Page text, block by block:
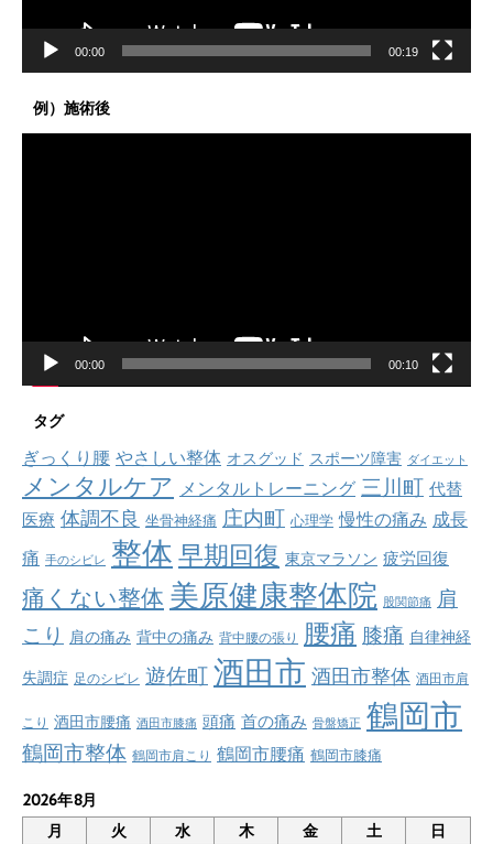
00:00 00:19
例）施術後
00:00 00:10
タグ
ぎっくり腰 やさしい整体 オスグッド スポーツ障害 ダイエット
メンタルケア メンタルトレーニング 三川町 代替
医療 体調不良 坐骨神経痛 庄内町 心理学 慢性の痛み 成長
痛 手のシビレ 整体 早期回復 東京マラソン 疲労回復
痛くない整体 美原健康整体院 股関節痛 肩
こり 肩の痛み 背中の痛み 背中腰の張り 腰痛 膝痛 自律神経
失調症 足のシビレ 遊佐町 酒田市 酒田市整体 酒田市肩
こり 酒田市腰痛 酒田市膝痛 頭痛 首の痛み 骨盤矯正 鶴岡市
鶴岡市整体 鶴岡市肩こり 鶴岡市腰痛 鶴岡市膝痛
2026年8月
月
火 水 木 金 土 日